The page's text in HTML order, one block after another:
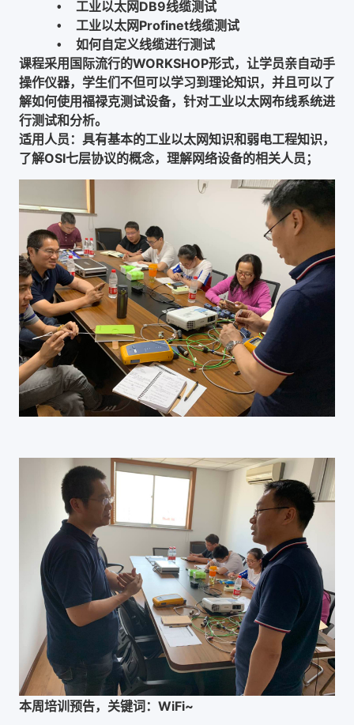
• 工业以太网DB9线缆测试
• 工业以太网Profinet线缆测试
•
如何自定义线缆进行测试
课程采用国际流行的WORKSHOP形式，让学员亲自动手
操作仪器，学生们不但可以学习到理论知识，并且可以了
解如何使用福禄克测试设备，针对工业以太网布线系统进
行测试和分析。
适用人员：具有基本的工业以太网知识和弱电工程知识，
了解OSI七层协议的概念，理解网络设备的相关人员；
本周培训预告，关键词： WiFi~